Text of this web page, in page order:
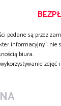
podane są przez
informacyjny i nie
biura.